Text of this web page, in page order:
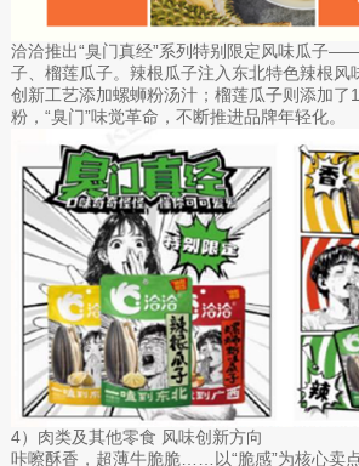
洽洽推出“臭门真经”系列特别限定风味瓜子
子、榴莲瓜子。辣根瓜子注入东北特色辣根风
创新工艺添加螺蛳粉汤汁；榴莲瓜子则添加了
粉，“臭门”味觉革命，不断推进品牌年轻化。
4）肉类及其他零食 风味创新方向
咔嚓酥香，超薄牛脆脆……以“脆感”为核心卖